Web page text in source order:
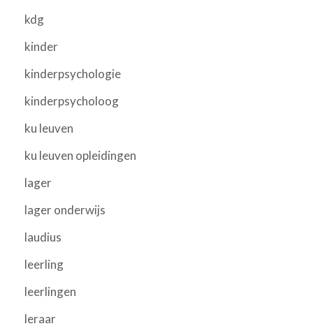
kdg
kinder
kinderpsychologie
kinderpsycholoog
ku leuven
ku leuven opleidingen
lager
lager onderwijs
laudius
leerling
leerlingen
leraar